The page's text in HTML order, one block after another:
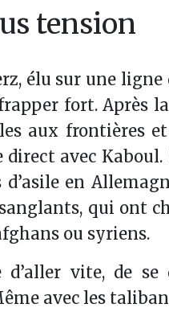
tension
élu sur une ligne
fort. Après
aux frontières
avec
en
qui ont
ou syriens.
vite, de se
avec les